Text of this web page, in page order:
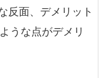
反面、デメリット
うな点がデメリ